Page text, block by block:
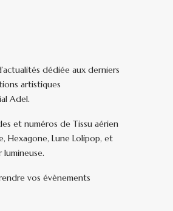
dédiée aux derniers
artistiques
Adel.
et numéros de Tissu aérien
Hexagone, Lune Lolipop, et
lumineuse.
vos évènements